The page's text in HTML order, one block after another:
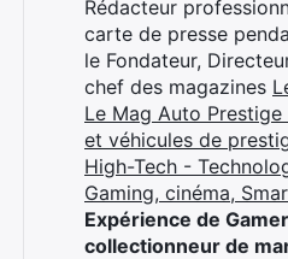
Rédacteur
carte de presse
le Fondateur,
chef des magazines
Le Mag Auto
et véhicules de
High-Tech -
Gaming, cinéma,
Expérience de
collectionneur de